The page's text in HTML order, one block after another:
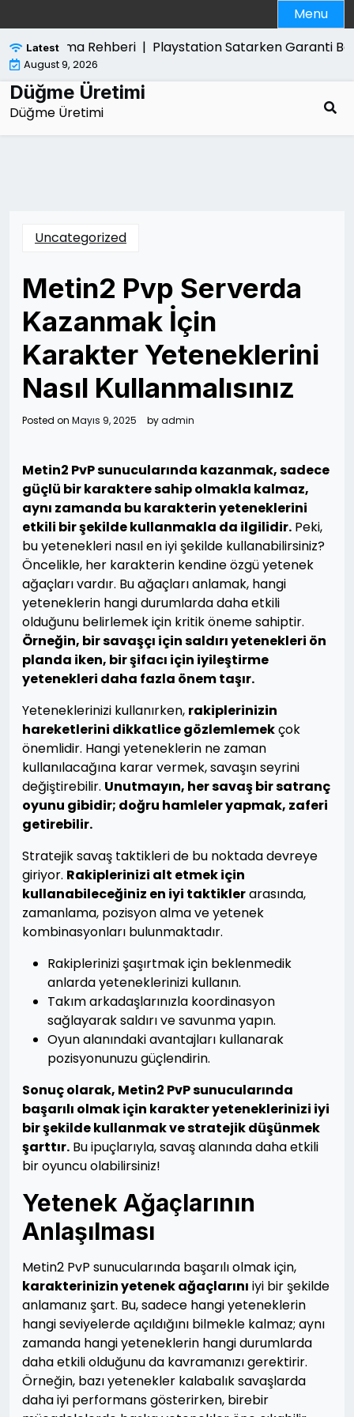
to
content
Menu
Latest
Kurtulma Rehberi | Playstation Satarken Garanti
August 9, 2026
Düğme Üretimi
Düğme Üretimi
Uncategorized
Metin2 Pvp Serverda
Kazanmak İçin
Karakter Yeteneklerini
Nasıl Kullanmalısınız
Posted on Mayıs 9, 2025 byadmin
Metin2 PvP sunucularında kazanmak, sadece
güçlü bir karaktere sahip olmakla kalmaz,
aynı zamanda bu karakterin yeteneklerini
etkili bir şekilde kullanmakla da ilgilidir. Peki,
bu yetenekleri nasıl en iyi şekilde kullanabilirsiniz?
Öncelikle, her karakterin kendine özgü yetenek
ağaçları vardır. Bu ağaçları anlamak, hangi
yeteneklerin hangi durumlarda daha etkili
olduğunu belirlemek için kritik öneme sahiptir.
Örneğin, bir savaşçı için saldırı yetenekleri ön
planda iken, bir şifacı için iyileştirme
yetenekleri daha fazla önem taşır.
Yeteneklerinizi kullanırken, rakiplerinizin
hareketlerini dikkatlice gözlemlemekçok
önemlidir. Hangi yeteneklerin ne zaman
kullanılacağına karar vermek, savaşın seyrini
değiştirebilir. Unutmayın, her savaş bir satranç
oyunu gibidir; doğru hamleler yapmak, zaferi
getirebilir.
Stratejik savaş taktikleri de bu noktada devreye
giriyor. Rakiplerinizi alt etmek için
kullanabileceğiniz en iyi taktiklerarasında,
zamanlama, pozisyon alma ve yetenek
kombinasyonları bulunmaktadır.
Rakiplerinizi şaşırtmak için beklenmedik
anlarda yeteneklerinizi kullanın.
Takım arkadaşlarınızla koordinasyon
sağlayarak saldırı ve savunma yapın.
Oyun alanındaki avantajları kullanarak
pozisyonunuzu güçlendirin.
Sonuç olarak, Metin2 PvP sunucularında
başarılı olmak için karakter yeteneklerinizi iyi
bir şekilde kullanmak ve stratejik düşünmek
şarttır. Bu ipuçlarıyla, savaş alanında daha etkili
bir oyuncu olabilirsiniz!
Yetenek Ağaçlarının
Anlaşılması
Metin2 PvP sunucularında başarılı olmak için,
karakterinizin yetenek ağaçlarını iyi bir şekilde
anlamanız şart. Bu, sadece hangi yeteneklerin
hangi seviyelerde açıldığını bilmekle kalmaz; aynı
zamanda hangi yeteneklerin hangi durumlarda
daha etkili olduğunu da kavramanızı gerektirir.
Örneğin, bazı yetenekler kalabalık savaşlarda
daha iyi performans gösterirken, birebir